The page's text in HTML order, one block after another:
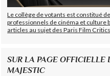
Le collège de votants est constitué
professionnels de cinéma et culture
articles au sujet des Paris Film
SUR LA PAGE OFFICIELLE
MAJESTIC